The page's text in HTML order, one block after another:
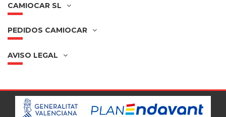
CAMIOCAR SL
PEDIDOS CAMIOCAR
AVISO LEGAL